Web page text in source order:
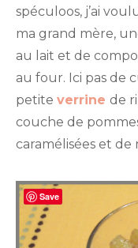
lait
pommes
spéculoos
spéculoos, j’ai
ma grand mère,
au lait et de
au four. Ici pas de
petite verrine de
couche de
caramélisées et de
Save